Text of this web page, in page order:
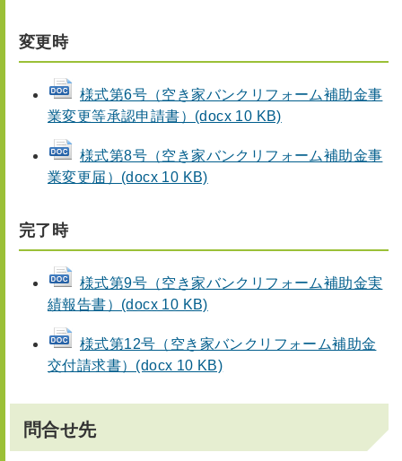
変更時
様式第6号（空き家バンクリフォーム補助金事
業変更等承認申請書）(docx 10 KB)
様式第8号（空き家バンクリフォーム補助金事
業変更届）(docx 10 KB)
完了時
様式第9号（空き家バンクリフォーム補助金実
績報告書）(docx 10 KB)
様式第12号（空き家バンクリフォーム補助金
交付請求書）(docx 10 KB)
問合せ先